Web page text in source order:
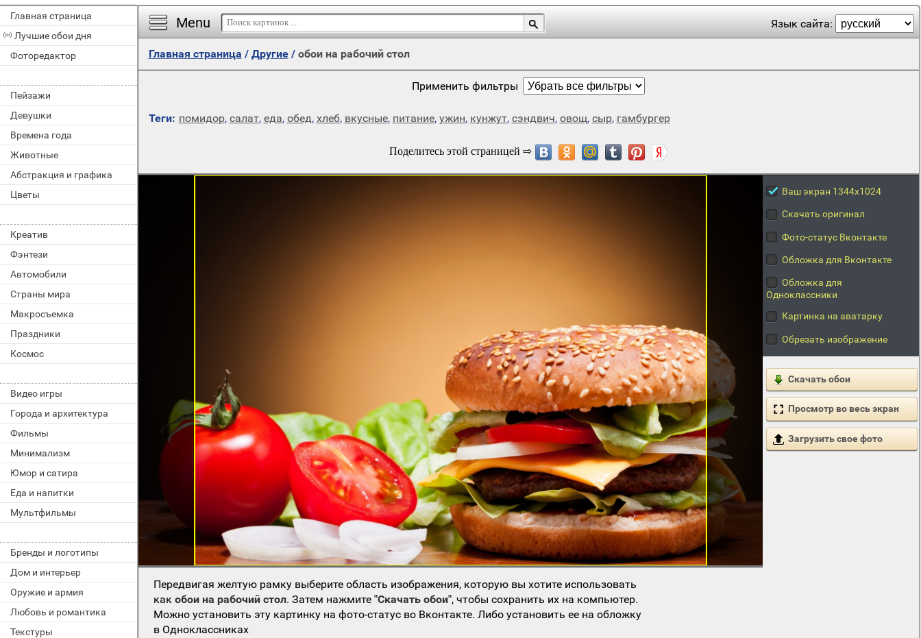
Главная страница
Лучшие обои дня
Фоторедактор
Пейзажи
Девушки
Времена года
Животные
Абстракция и графика
Цветы
Креатив
Фэнтези
Автомобили
Страны мира
Макросъемка
Праздники
Космос
Видео игры
Города и архитектура
Фильмы
Минимализм
Юмор и сатира
Еда и напитки
Мультфильмы
Бренды и логотипы
Дом и интерьер
Оружие и армия
Любовь и романтика
Текстуры
Menu Язык сайта:
Главная страница / Другие/ обои на рабочий стол
Применить фильтры
Теги: помидор, салат, еда, обед, хлеб, вкусные, питание, ужин, кунжут, сэндвич, овощ, сыр, гамбургер
Ваш экран 1344x1024
Скачать оригинал
Фото-статус Вконтакте
Обложка для Вконтакте
Обложка для
Одноклассники
Картинка на аватарку
Обрезать изображение
Скачать обои
Просмотр во весь экран
Загрузить свое фото
Передвигая желтую рамку выберите область изображения, которую вы хотите использовать
какобои на рабочий стол. Затем нажмите"Скачать обои", чтобы сохранить их на компьютер.
Можно установить эту картинку на фото-статус во Вконтакте. Либо установить ее на обложку
в Одноклассниках